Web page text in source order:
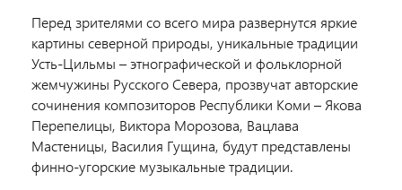
Перед зрителями со всего мира развернутся яркие
картины северной природы, уникальные традиции
Усть-Цильмы – этнографической и фольклорной
жемчужины Русского Севера, прозвучат авторские
сочинения композиторов Республики Коми – Якова
Перепелицы, Виктора Морозова, Вацлава
Мастеницы, Василия Гущина, будут представлены
финно-угорские музыкальные традиции.